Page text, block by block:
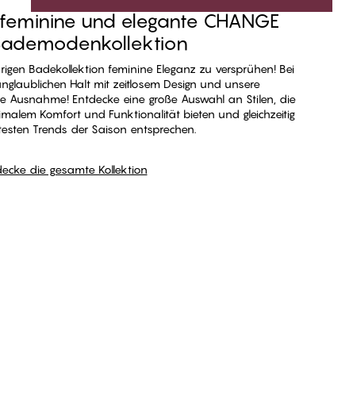
und elegante CHANGE
Badekollektion feminine Eleganz zu versprühen! Bei
Halt mit zeitlosem Design und unsere
Ausnahme! Entdecke eine große Auswahl an Stilen, die
Komfort und Funktionalität bieten und gleichzeitig
Trends der Saison entsprechen.
die gesamte Kollektion